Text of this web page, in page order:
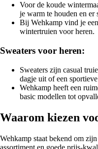
Voor de koude
je warm te houden en
Bij Wehkamp vind je
wintertruien voor heren.
Sweaters voor heren:
Sweaters zijn casual
dagje uit of een
Wehkamp heeft een
basic modellen tot
Waarom kiezen
Wehkamp staat bekend om
assortiment en goede prijs-